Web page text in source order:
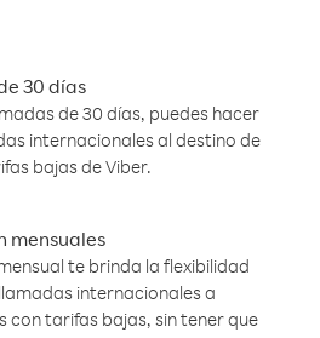
30 días
de 30 días, puedes hacer
internacionales al destino de
bajas de Viber.
mensuales
te brinda la flexibilidad
internacionales a
con tarifas bajas, sin tener que